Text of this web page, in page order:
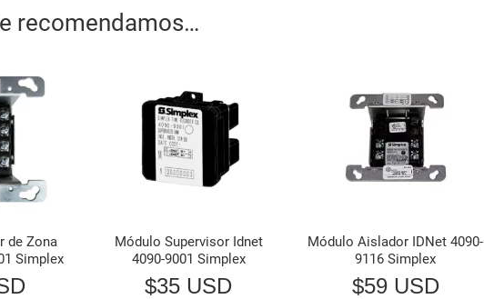
recomendamos…
de Zona
Simplex
Módulo Supervisor Idnet
4090-9001 Simplex
$35 USD
Módulo Aislador IDNet 4090-
9116 Simplex
$59 USD